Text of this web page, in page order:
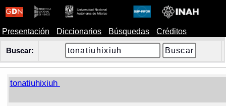
Presentación Diccionarios Búsquedas Créditos
Buscar:
tonatiuhixiuh